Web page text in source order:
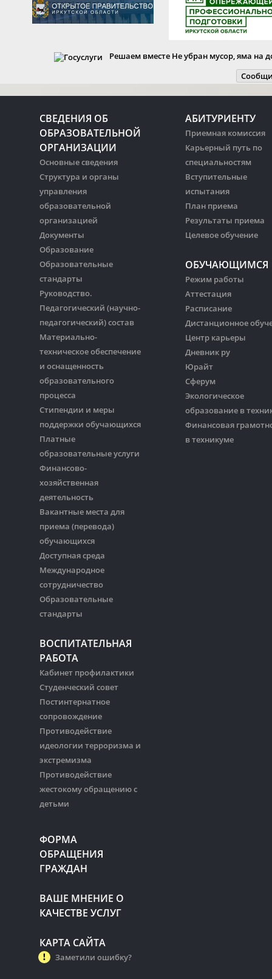
Решаем вместе Не убран мусор, яма на
СВЕДЕНИЯ ОБ
ОБРАЗОВАТЕЛЬНОЙ
ОРГАНИЗАЦИИ
Основные сведения
Структура и органы
управления
образовательной
организацией
Документы
Образование
Образовательные
стандарты
Руководство.
Педагогический (научно-
педагогический) состав
Материально-
техническое обеспечение
и оснащенность
образовательного
процесса
Стипендии и меры
поддержки обучающихся
Платные
образовательные услуги
Финансово-
хозяйственная
деятельность
Вакантные места для
приема (перевода)
обучающихся
Доступная среда
Международное
сотрудничество
Образовательные
стандарты
ВОСПИТАТЕЛЬНАЯ
РАБОТА
Кабинет профилактики
Студенческий совет
Постинтернатное
сопровождение
Противодействие
идеологии терроризма и
экстремизма
Противодействие
жестокому обращению с
детьми
АБИТУРИЕНТУ
Приемная комиссия
Карьерный путь по
специальностям
Вступительные
испытания
План приема
Результаты приема
Целевое обучение
ОБУЧАЮЩИМСЯ
Режим работы
Аттестация
Расписание
Дистанционное
Центр карьеры
Дневник ру
Юрайт
Сферум
Экологическое
образование в
Финансовая
в техникуме
ФОРМА
ОБРАЩЕНИЯ
ГРАЖДАН
ВАШЕ МНЕНИЕ О
КАЧЕСТВЕ УСЛУГ
КАРТА САЙТА
Заметили ошибку?